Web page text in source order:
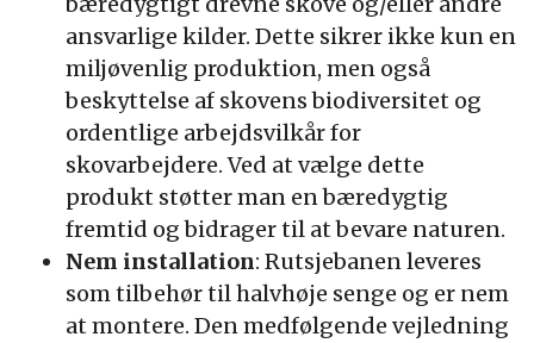
ansvarlige kilder. Dette sikrer ikke kun en
miljøvenlig produktion, men også
beskyttelse af skovens biodiversitet og
ordentlige arbejdsvilkår for
skovarbejdere. Ved at vælge dette
produkt støtter man en bæredygtig
fremtid og bidrager til at bevare naturen.
Nem installation: Rutsjebanen leveres
som tilbehør til halvhøje senge og er nem
at montere. Den medfølgende vejledning